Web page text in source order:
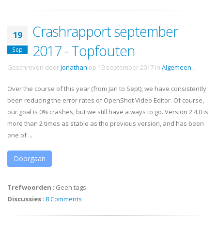
19
Sep
Crashrapport september
2017 - Topfouten
Geschreven doorJonathan op 19 september 2017 in Algemeen .
Over the course of this year (from Jan to Sept), we have consistently
been reducing the error rates of OpenShot Video Editor. Of course,
our goal is 0% crashes, but we still have a ways to go. Version 2.4.0 is
more than 2 times as stable as the previous version, and has been
one of ...
Doorgaan
Trefwoorden : Geen tags
Discussies : 8 Comments